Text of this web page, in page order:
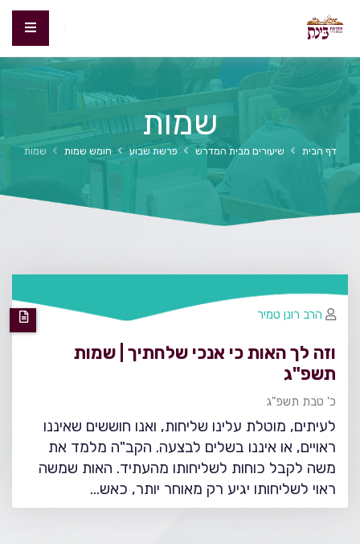
שמות
דף הבית שיעורים מבית המדרש פרשת שבוע חומש שמות שמות
וזה לך האות כי אנכי שלחתיך | שמות
תשפ"ג
כ' טבת תשפ"ג
לעיתים, מוטלת עלינו שליחות, ואנו חוששים שאיננו
ראויים, או איננו בשלים לבצעה. הקב"ה מלמד את
משה לקבל כוחות לשליחותו מהעתיד. האות שמשה
ראוי לשליחותו יגיע רק מאוחר יותר, כאש…
הרב רונן טמיר